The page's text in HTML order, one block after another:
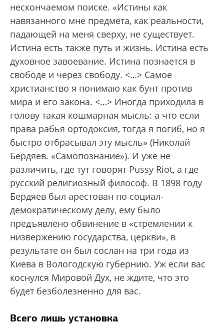
нескончаемом поиске. «Истины как
навязанного мне предмета, как реальности,
падающей на меня сверху, не существует.
Истина есть также путь и жизнь. Истина есть
духовное завоевание. Истина познается в
свободе и через свободу. <…> Самое
христианство я понимаю как бунт против
мира и его закона. <…> Иногда приходила в
голову такая кошмарная мысль: а что если
права рабья ортодоксия, тогда я погиб, но я
быстро отбрасывал эту мысль» (Николай
Бердяев. «Самопознание»). И уже не
различить, где тут говорят Pussy Riot, а где
русский религиозный философ. В 1898 году
Бердяев был арестован по социал-
демократическому делу, ему было
предъявлено обвинение в «стремлении к
низвержению государства, церкви», в
результате он был сослан на три года из
Киева в Вологодскую губернию. Уж если вас
коснулся Мировой Дух, не ждите, что это
будет безболезненно для вас.
Всего лишь установка